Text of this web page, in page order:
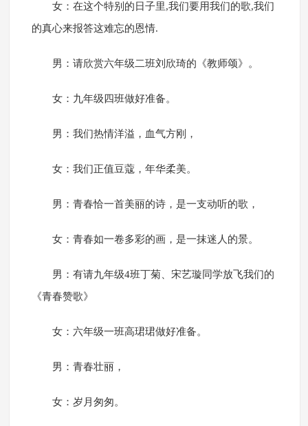
女：在这个特别的日子里,我们要用我们的歌,我们
的真心来报答这难忘的恩情.
男：请欣赏六年级二班刘欣琦的《教师颂》。
女：九年级四班做好准备。
男：我们热情洋溢，血气方刚，
女：我们正值豆蔻，年华柔美。
男：青春恰一首美丽的诗，是一支动听的歌，
女：青春如一卷多彩的画，是一抹迷人的景。
男：有请九年级4班丁菊、宋艺璇同学放飞我们的
《青春赞歌》
女：六年级一班高珺珺做好准备。
男：青春壮丽，
女：岁月匆匆。